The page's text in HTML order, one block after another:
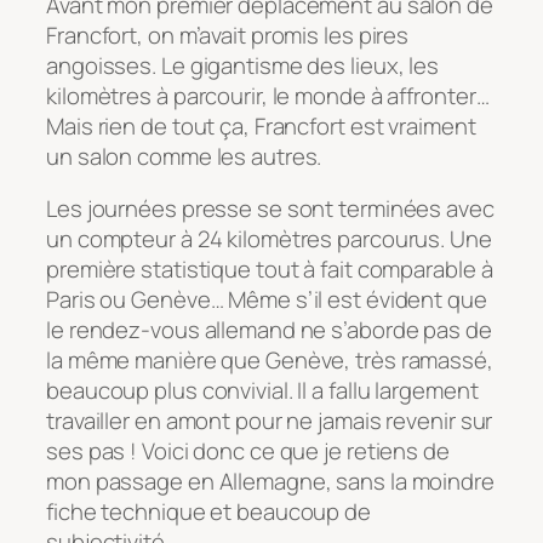
Francfort, on m’avait promis les pires
angoisses. Le gigantisme des lieux, les
kilomètres à parcourir, le monde à affronter…
Mais rien de tout ça, Francfort est vraiment
un salon comme les autres.
Les journées presse se sont terminées avec
un compteur à 24 kilomètres parcourus. Une
première statistique tout à fait comparable à
Paris ou Genève… Même s’il est évident que
le rendez-vous allemand ne s’aborde pas de
la même manière que Genève, très ramassé,
beaucoup plus convivial. Il a fallu largement
travailler en amont pour ne jamais revenir sur
ses pas ! Voici donc ce que je retiens de
mon passage en Allemagne, sans la moindre
fiche technique et beaucoup de